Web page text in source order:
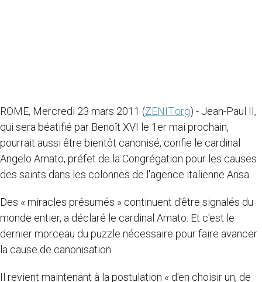
ROME, Mercredi 23 mars 2011 (ZENIT.org) - Jean-Paul II,
qui sera béatifié par Benoît XVI le 1er mai prochain,
pourrait aussi être bientôt canonisé, confie le cardinal
Angelo Amato, préfet de la Congrégation pour les causes
des saints dans les colonnes de l'agence italienne Ansa.
Des « miracles présumés » continuent d'être signalés du
monde entier, a déclaré le cardinal Amato. Et c'est le
dernier morceau du puzzle nécessaire pour faire avancer
la cause de canonisation.
Il revient maintenant à la postulation « d'en choisir un, de